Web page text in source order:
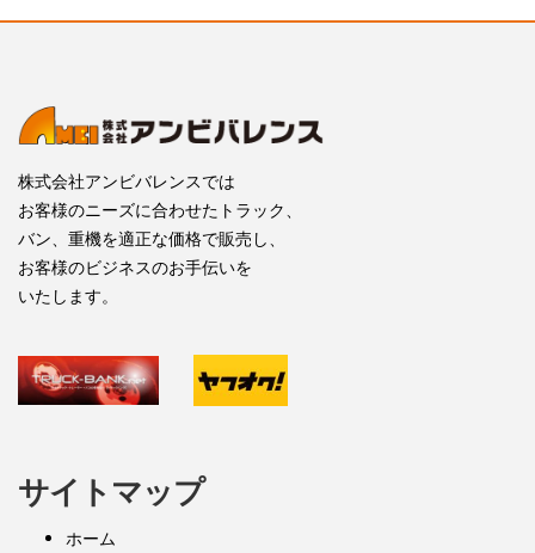
株式会社アンビバレンスでは
お客様のニーズに合わせたトラック、
バン、重機を適正な価格で販売し、
お客様のビジネスのお手伝いを
いたします。
サイトマップ
ホーム